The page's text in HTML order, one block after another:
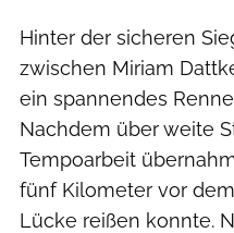
Hinter der sicheren
zwischen Miriam
ein spannendes
Nachdem über weite
Tempoarbeit
fünf Kilometer vor
Lücke reißen konnte.